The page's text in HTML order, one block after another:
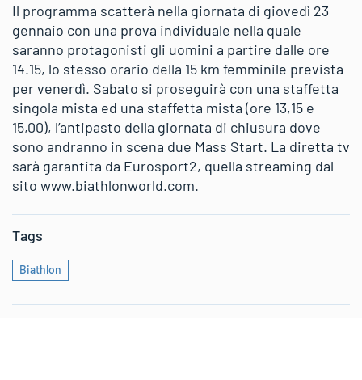
Il programma scatterà nella giornata di giovedì 23
gennaio con una prova individuale nella quale
saranno protagonisti gli uomini a partire dalle ore
14.15, lo stesso orario della 15 km femminile prevista
per venerdì. Sabato si proseguirà con una staffetta
singola mista ed una staffetta mista (ore 13,15 e
15,00), l’antipasto della giornata di chiusura dove
sono andranno in scena due Mass Start. La diretta tv
sarà garantita da Eurosport2, quella streaming dal
sito www.biathlonworld.com.
Tags
Biathlon